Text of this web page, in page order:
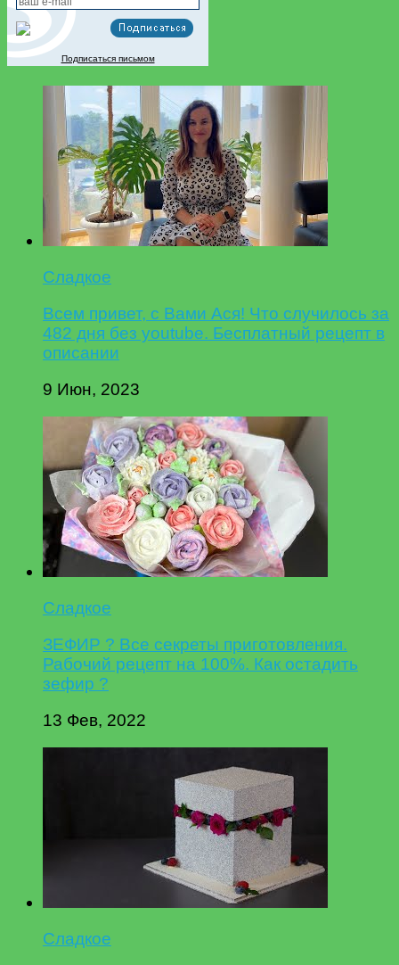
Подписаться письмом
Сладкое
Всем привет, с Вами Ася! Что случилось за
482 дня без youtube. Бесплатный рецепт в
описании
9 Июн, 2023
Сладкое
ЗЕФИР ? Все секреты приготовления.
Рабочий рецепт на 100%. Как остадить
зефир ?
13 Фев, 2022
Сладкое